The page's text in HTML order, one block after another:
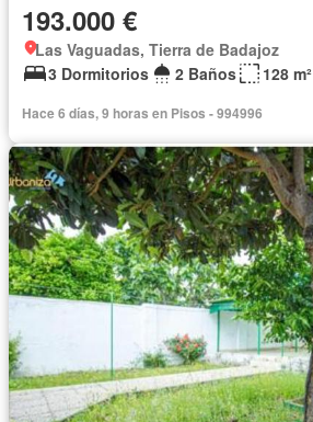
193.000 €
Las Vaguadas, Tierra de Badajoz
3 Dormitorios
2 Baños 128 m²
Hace 6 días, 9 horas en Pisos - 994996